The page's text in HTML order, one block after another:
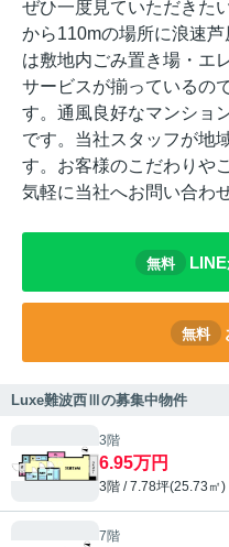
ぜひ一度見ていただきた
から110mの場所に浪速
は敷地内ごみ置き場・エ
サービスが揃っているの
す。通風良好なマンショ
です。当社スタッフが地
す。お客様のこだわりや
気軽に当社へお問い合わ
無料
無料
Luxe難波西Ⅲの募集中物件
3階
6.95万円
3階 / 7.78坪(25.73㎡)
7階